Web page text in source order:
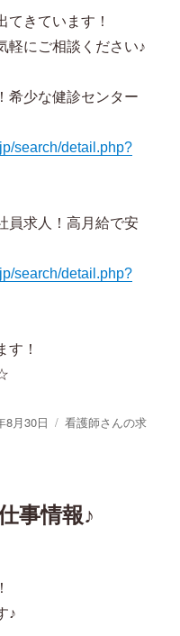
てきています！
軽にご相談ください♪
希少な健診センター
search/detail.php?
員求人！高月給で安
search/detail.php?
す！
8月30日
カ
看護師さんの求
事情報♪
♪